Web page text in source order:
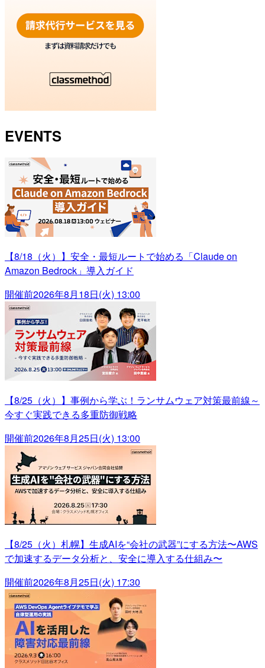
EVENTS
【8/18（火）】安全・最短ルートで始める「Claude on
Amazon Bedrock」導入ガイド
開催前2026年8月18日(火) 13:00
【8/25（火）】事例から学ぶ！ランサムウェア対策最前線～
今すぐ実践できる多重防御戦略
開催前2026年8月25日(火) 13:00
【8/25（火）札幌】生成AIを“会社の武器”にする方法〜AWS
で加速するデータ分析と、安全に導入する仕組み〜
開催前2026年8月25日(火) 17:30